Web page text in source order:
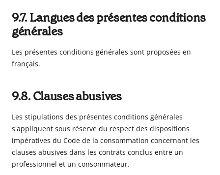
9.7. Langues des présentes conditions
générales
Les présentes conditions générales sont proposées en
français.
9.8. Clauses abusives
Les stipulations des présentes conditions générales
s'appliquent sous réserve du respect des dispositions
impératives du Code de la consommation concernant les
clauses abusives dans les contrats conclus entre un
professionnel et un consommateur.